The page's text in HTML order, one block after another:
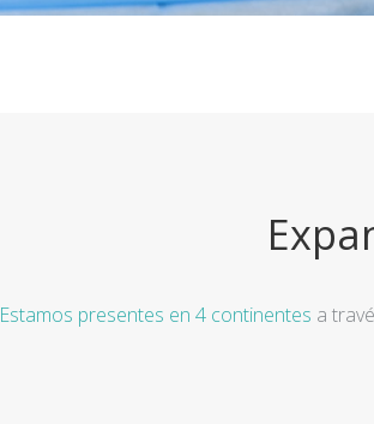
Estamos presentes en 4 continentes a